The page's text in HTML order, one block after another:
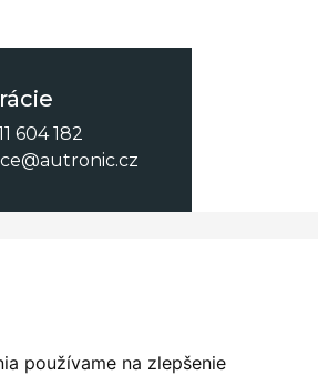
používame na zlepšenie
604 182